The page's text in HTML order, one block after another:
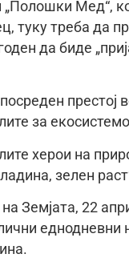
Мед“,
туку треба да
да биде
престој
за
херои на
зелен
Земјата, 22
еднодневни